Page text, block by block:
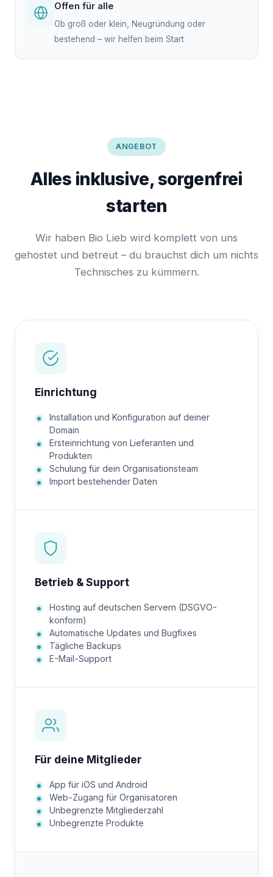
Offen für alle
Ob groß oder klein, Neugründung oder
bestehend – wir helfen beim Start
ANGEBOT
Alles inklusive, sorgenfrei
starten
Wir haben Bio Lieb wird komplett von uns
gehostet und betreut – du brauchst dich um nichts
Technisches zu kümmern.
Einrichtung
Installation und Konfiguration auf deiner
Domain
Ersteinrichtung von Lieferanten und
Produkten
Schulung für dein Organisationsteam
Import bestehender Daten
Betrieb & Support
Hosting auf deutschen Servern (DSGVO-
konform)
Automatische Updates und Bugfixes
Tägliche Backups
E-Mail-Support
Für deine Mitglieder
App für iOS und Android
Web-Zugang für Organisatoren
Unbegrenzte Mitgliederzahl
Unbegrenzte Produkte